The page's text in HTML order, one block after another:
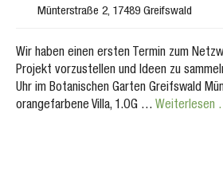
Münterstraße 2, 17489 Greifswald
Wir haben einen ersten Termin zum
Projekt vorzustellen und Ideen zu
Uhr im Botanischen Garten Greifswald
orangefarbene Villa, 1.OG … Weiterlesen